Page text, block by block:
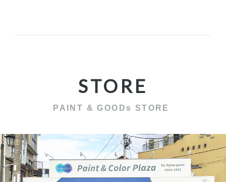
STORE
PAINT & GOODs STORE